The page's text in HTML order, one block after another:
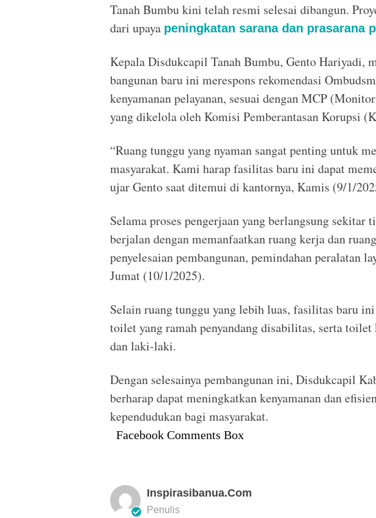
Tanah Bumbu kini telah resmi selesai dibangun.
dari upaya peningkatan sarana dan prasarana
Kepala Disdukcapil Tanah Bumbu, Gento Hariyadi,
bangunan baru ini merespons rekomendasi
kenyamanan pelayanan, sesuai dengan MCP
yang dikelola oleh Komisi Pemberantasan Korupsi
“Ruang tunggu yang nyaman sangat penting untuk
masyarakat. Kami harap fasilitas baru ini dapat
ujar Gento saat ditemui di kantornya, Kamis (9/1/
Selama proses pengerjaan yang berlangsung sekitar
berjalan dengan memanfaatkan ruang kerja dan
penyelesaian pembangunan, pemindahan peralatan
Jumat (10/1/2025).
Selain ruang tunggu yang lebih luas, fasilitas baru
toilet yang ramah penyandang disabilitas, serta toilet
dan laki-laki.
Dengan selesainya pembangunan ini, Disdukcapil
berharap dapat meningkatkan kenyamanan dan
kependudukan bagi masyarakat.
Facebook Comments Box
Inspirasibanua.com
Penulis